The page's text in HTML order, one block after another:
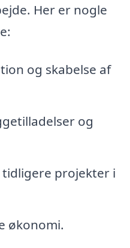
Her er nogle
og skabelse af
og
projekter i
økonomi.